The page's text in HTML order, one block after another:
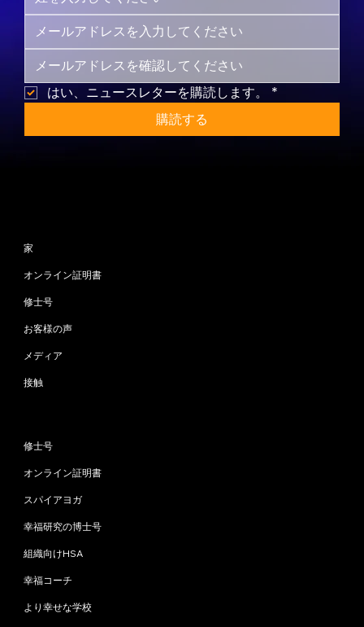
はい、ニュースレターを購読します。
*
購読する
家
オンライン証明書
修士号
お客様の声
メディア
接触
修士号
オンライン証明書
スパイアヨガ
幸福研究の博士号
組織向けHSA
幸福コーチ
より幸せな学校